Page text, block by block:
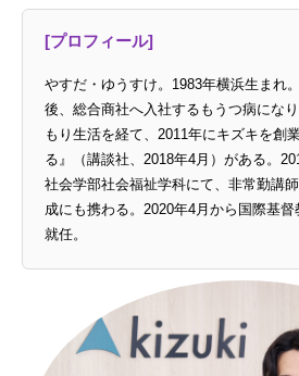
[プロフィール]
やすだ・ゆうすけ。1983年横浜生まれ
後、総合商社へ入社するもうつ病にな
もり生活を経て、2011年にキズキを創
る』（講談社、2018年4月）がある。
社会学部社会福祉学科にて、非常勤講
成にも携わる。2020年4月から国際基
就任。